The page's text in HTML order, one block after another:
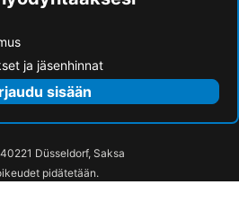
ja jäsenhinnat
sisään
Düsseldorf, Saksa
pidätetään.